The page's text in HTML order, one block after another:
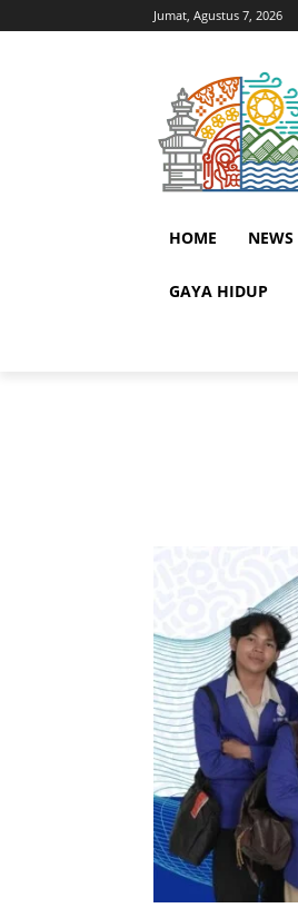
Jumat, Agustus 7, 2026
HOME NEWS
GAYA HIDUP